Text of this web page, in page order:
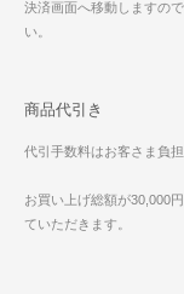
決済画面へ移動しますの
い。
商品代引き
代引手数料はお客さま負
お買い上げ総額が30,000
ていただきます。